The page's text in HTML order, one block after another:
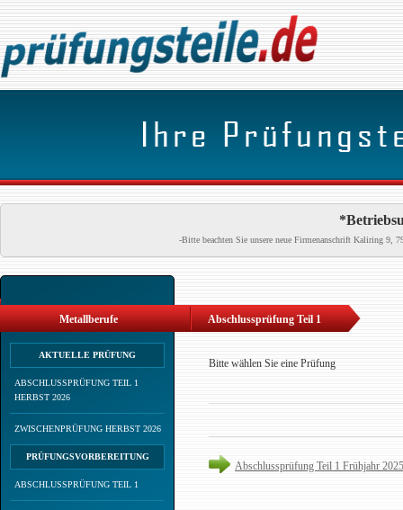
-Bitte beachten Sie unsere neue Firmenanschrift Kaliring 9,
Metallberufe
AKTUELLE PRÜFUNG
ABSCHLUSSPRÜFUNG TEIL 1
HERBST 2026
ZWISCHENPRÜFUNG HERBST 2026
PRÜFUNGSVORBEREITUNG
ABSCHLUSSPRÜFUNG TEIL 1
Abschlussprüfung Teil 1
Bitte wählen Sie eine Prüfung
Abschlussprüfung Teil 1 Frühjahr 2025